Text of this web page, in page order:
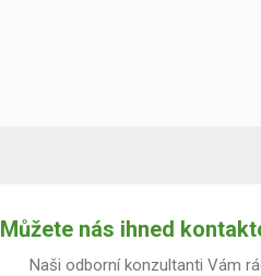
Můžete nás ihned
Naši odborní konzultanti Vám